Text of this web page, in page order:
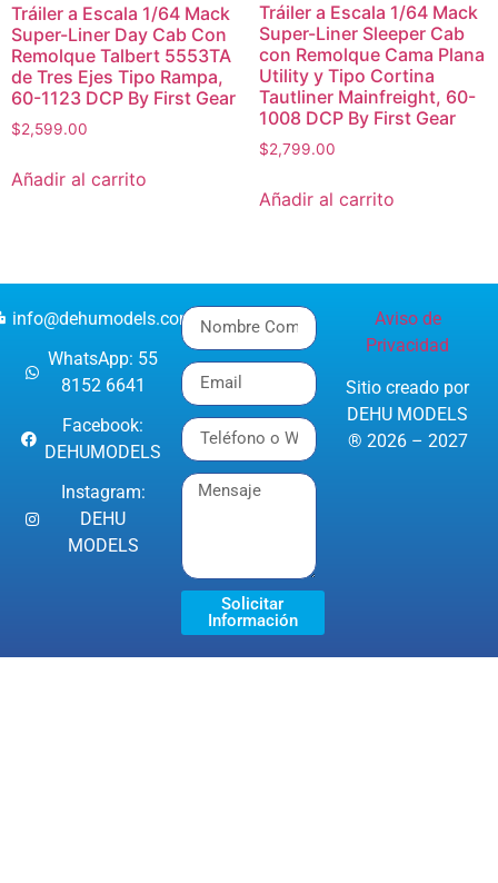
Tráiler a Escala 1/64 Mack
Super-Liner Day Cab Con
Remolque Talbert 5553TA
de Tres Ejes Tipo Rampa,
60-1123 DCP By First Gear
$2,599.00
Añadir al carrito
Tráiler a Escala 1/64 Mack
Super-Liner Sleeper Cab
con Remolque Cama Plana
Utility y Tipo Cortina
Tautliner Mainfreight, 60-
1008 DCP By First Gear
$2,799.00
Añadir al carrito
info@dehumodels.com
WhatsApp: 55
8152 6641
Facebook:
DEHUMODELS
Instagram:
DEHU
MODELS
Solicitar
Información
Aviso de
Privacidad
Sitio creado por
DEHU MODELS
® 2026 – 2027